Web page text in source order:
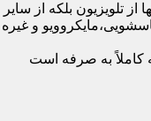
از تلویزیون بلکه از سایر
و غیره
کاملاً به صرفه است